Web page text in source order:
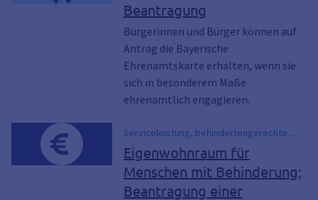
Beantragung
Bürgerinnen und Bürger können auf
Antrag die Bayerische
Ehrenamtskarte erhalten, wenn sie
sich in besonderem Maße
ehrenamtlich engagieren.
Serviceleistung, behindertengerechte
Anpassung von Wohnraum,
behindertengerechte Ausstattung,
Eigenwohnungen schwer behinderte
Menschen, Rampe für Rollstuhlfahrer,
Eigenwohnraum für
Menschen mit Behinderung;
Beantragung einer